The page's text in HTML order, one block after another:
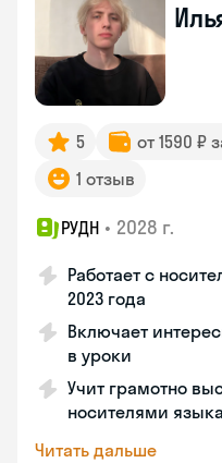
5 от 1590 ₽
1 отзыв
РУДН • 2028 г.
Работает с
2023 года
Включает
в уроки
Учит грамотно
носителями языка
Читать дальше